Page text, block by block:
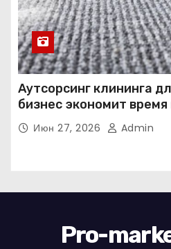
Аутсорсинг клининга
бизнес экономит время
Июн 27, 2026 Admin
Pro-